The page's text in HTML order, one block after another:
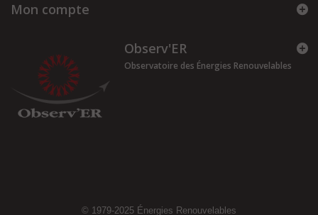
Mon compte
Observ'ER
Observatoire des Énergies Renouvelables
© 1979-2025 Énergies Renouvelables